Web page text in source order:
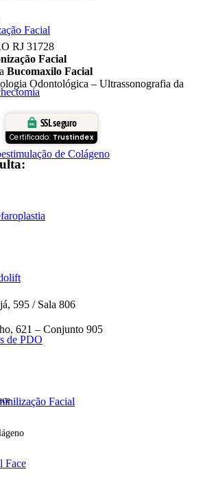
Facial
de Colágeno
de PDO
Facial
Face
RJ 31728
Facial
Bucomaxilo Facial
Odontológica – Ultrassonografia da
SSL seguro
Certificado: Trustindex
595 / Sala 806
621 – Conjunto 905